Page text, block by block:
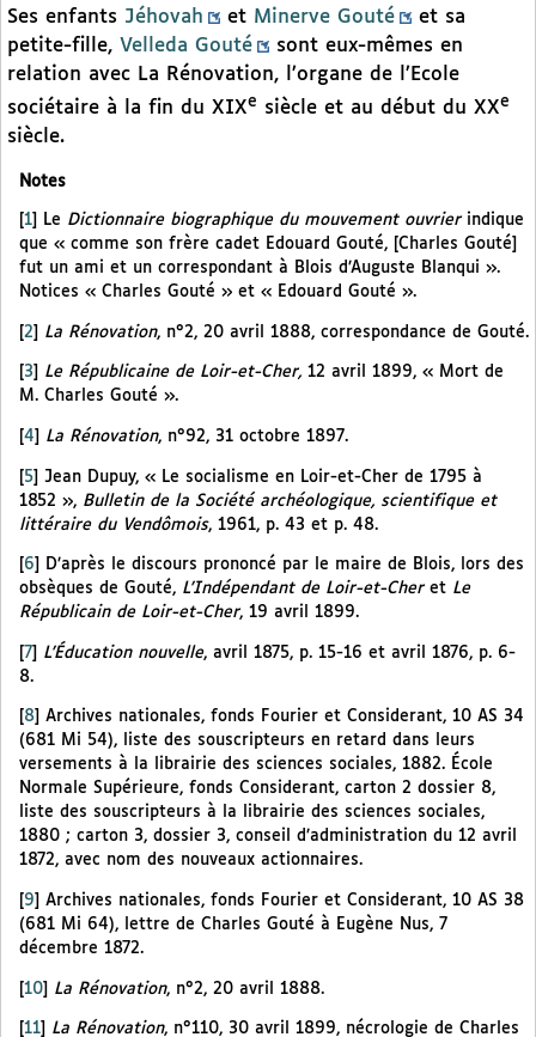
Ses enfants Jéhovah et Minerve Gouté
et sa
petite-fille, Velleda Gouté
sont eux-mêmes en
relation avec La Rénovation, l’organe de l’Ecole
sociétaire à la fin du XIXe siècle et au début du XXe
siècle.
Notes
1 Le Dictionnaire biographique du mouvement ouvrier indique
que « comme son frère cadet Edouard Gouté, [Charles Gouté]
fut un ami et un correspondant à Blois d’Auguste Blanqui ».
Notices « Charles Gouté » et « Edouard Gouté ».
[2] La Rénovation, n°2, 20 avril 1888, correspondance de Gouté.
3 Le Républicaine de Loir-et-Cher, 12 avril 1899, « Mort de
M. Charles Gouté ».
4 La Rénovation, n°92, 31 octobre 1897.
[5] Jean Dupuy, « Le socialisme en Loir-et-Cher de 1795 à
1852 », Bulletin de la Société archéologique, scientifique et
littéraire du Vendômois, 1961, p. 43 et p. 48.
6
D’après le discours prononcé par le maire de Blois, lors des
obsèques de Gouté, L’Indépendant de Loir-et-Cheret Le
Républicain de Loir-et-Cher, 19 avril 1899.
[7] L’Éducation nouvelle, avril 1875, p. 15-16 et avril 1876, p. 6-
8.
8
Archives nationales, fonds Fourier et Considerant, 10 AS 34
(681 Mi 54), liste des souscripteurs en retard dans leurs
versements à la librairie des sciences sociales, 1882. École
Normale Supérieure, fonds Considerant, carton 2 dossier 8,
liste des souscripteurs à la librairie des sciences sociales,
1880 ; carton 3, dossier 3, conseil d’administration du 12 avril
1872, avec nom des nouveaux actionnaires.
9
Archives nationales, fonds Fourier et Considerant, 10 AS 38
(681 Mi 64), lettre de Charles Gouté à Eugène Nus, 7
décembre 1872.
[10] La Rénovation, n°2, 20 avril 1888.
11 La Rénovation, n°110, 30 avril 1899, nécrologie de Charles